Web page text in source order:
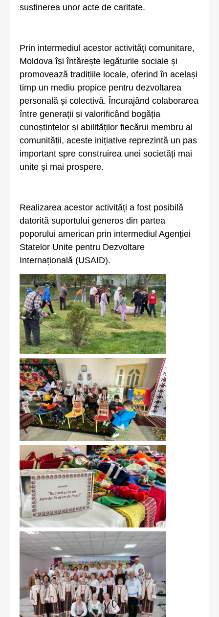
susținerea unor acte de caritate.
Prin intermediul acestor activități comunitare,
Moldova își întărește legăturile sociale și
promovează tradițiile locale, oferind în același
timp un mediu propice pentru dezvoltarea
personală și colectivă. Încurajând colaborarea
între generații și valorificând bogăția
cunoștințelor și abilităților fiecărui membru al
comunității, aceste inițiative reprezintă un pas
important spre construirea unei societăți mai
unite și mai prospere.
Realizarea acestor activități a fost posibilă
datorită suportului generos din partea
poporului american prin intermediul Agenției
Statelor Unite pentru Dezvoltare
Internațională (USAID).